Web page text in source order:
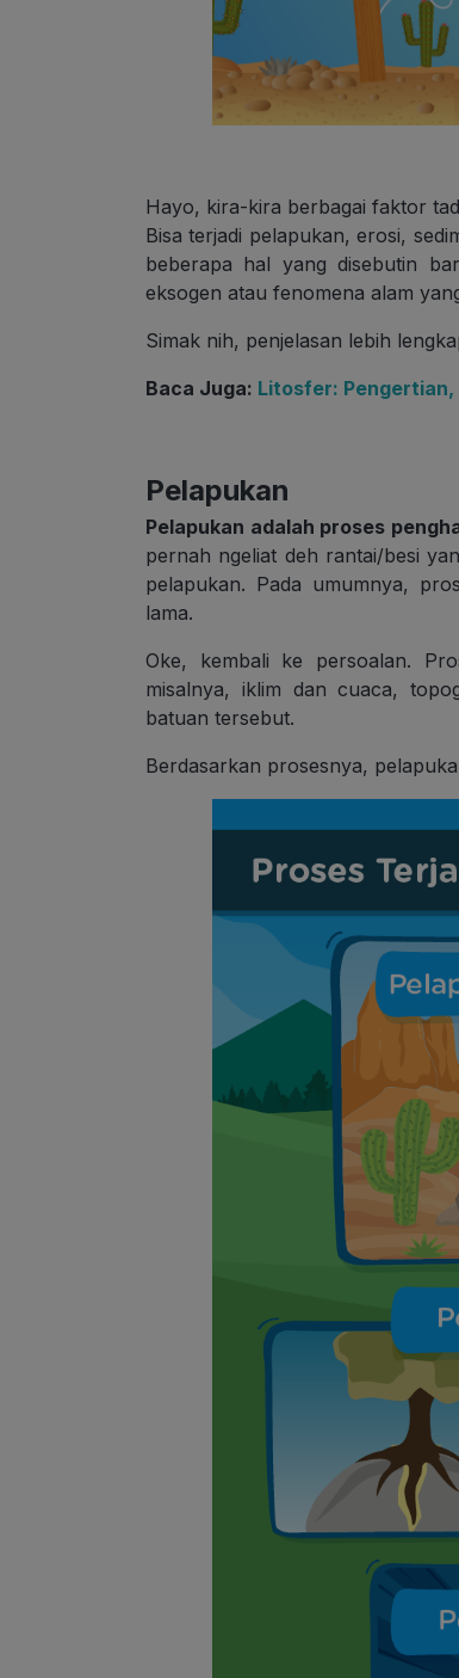
Hayo, kira-kira berbagai faktor
Bisa terjadi pelapukan, erosi,
beberapa hal yang disebutin
eksogen atau fenomena alam
Simak nih, penjelasan lebih
Baca Juga: Litosfer: Pengertian,
Pelapukan
Pelapukan adalah proses
pernah ngeliat deh rantai/besi
pelapukan. Pada umumnya,
lama.
Oke, kembali ke persoalan.
misalnya, iklim dan cuaca,
batuan tersebut.
Berdasarkan prosesnya,